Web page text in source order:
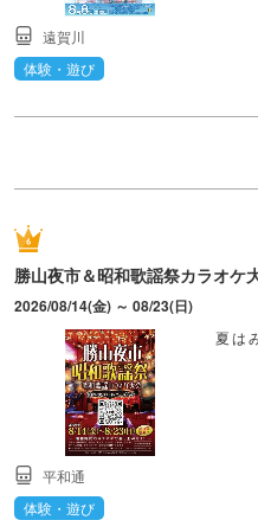
遠賀川
体験・遊び
勝山夜市＆昭和歌謡祭カラオ
2026/08/14(金) ～ 08/23(日)
夏は
平和通
体験・遊び